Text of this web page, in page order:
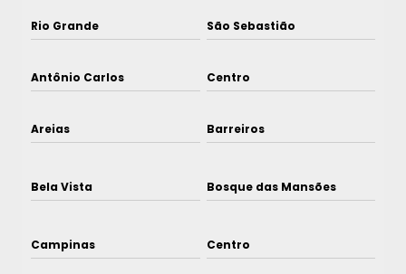
Rio Grande São Sebastião
Antônio Carlos Centro
Areias Barreiros
Bela Vista Bosque das Mansões
Campinas Centro